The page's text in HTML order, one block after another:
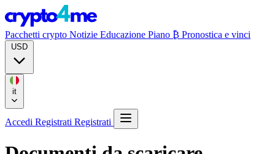
Pacchetti crypto Notizie Educazione Piano ₿ Pronostica e vinci
Accedi Registrati Registrati